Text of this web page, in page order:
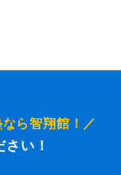
ら智翔館！／
い！